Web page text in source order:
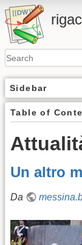
Sidebar
Table of
Un altro
Da